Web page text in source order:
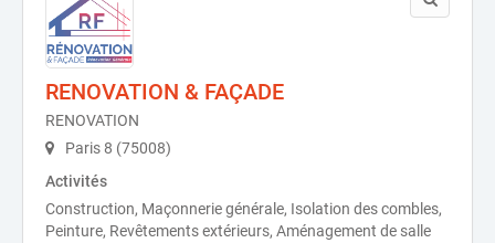
RENOVATION & FAÇADE
RENOVATION
Paris 8 (75008)
Activités
Construction, Maçonnerie générale, Isolation des combles,
Peinture, Revêtements extérieurs, Aménagement de salle